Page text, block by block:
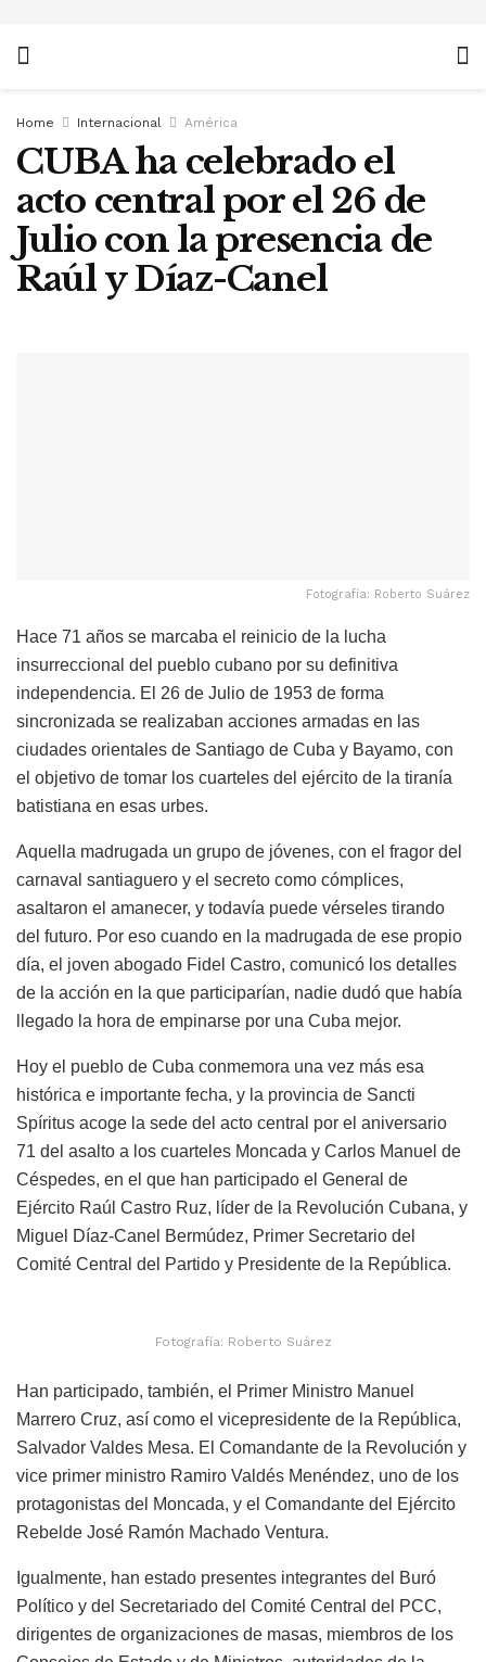
Home Internacional América
CUBA ha celebrado el
acto central por el 26 de
Julio con la presencia de
Raúl y Díaz-Canel
Fotografía: Roberto Suárez
Hace 71 años se marcaba el reinicio de la lucha
insurreccional del pueblo cubano por su definitiva
independencia. El 26 de Julio de 1953 de forma
sincronizada se realizaban acciones armadas en las
ciudades orientales de Santiago de Cuba y Bayamo, con
el objetivo de tomar los cuarteles del ejército de la tiranía
batistiana en esas urbes.
Aquella madrugada un grupo de jóvenes, con el fragor del
carnaval santiaguero y el secreto como cómplices,
asaltaron el amanecer, y todavía puede vérseles tirando
del futuro. Por eso cuando en la madrugada de ese propio
día, el joven abogado Fidel Castro, comunicó los detalles
de la acción en la que participarían, nadie dudó que había
llegado la hora de empinarse por una Cuba mejor.
Hoy el pueblo de Cuba conmemora una vez más esa
histórica e importante fecha, y la provincia de Sancti
Spíritus acoge la sede del acto central por el aniversario
71 del asalto a los cuarteles Moncada y Carlos Manuel de
Céspedes, en el que han participado el General de
Ejército Raúl Castro Ruz, líder de la Revolución Cubana, y
Miguel Díaz-Canel Bermúdez, Primer Secretario del
Comité Central del Partido y Presidente de la República.
Fotografía: Roberto Suárez
Han participado, también, el Primer Ministro Manuel
Marrero Cruz, así como el vicepresidente de la República,
Salvador Valdes Mesa. El Comandante de la Revolución y
vice primer ministro Ramiro Valdés Menéndez, uno de los
protagonistas del Moncada, y el Comandante del Ejército
Rebelde José Ramón Machado Ventura.
Igualmente, han estado presentes integrantes del Buró
Político y del Secretariado del Comité Central del PCC,
dirigentes de organizaciones de masas, miembros de los